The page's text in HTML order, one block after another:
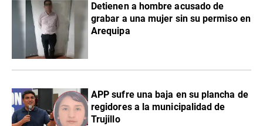
Detienen a hombre acusado de
grabar a una mujer sin su permiso en
Arequipa
APP sufre una baja en su plancha de
regidores a la municipalidad de
Trujillo